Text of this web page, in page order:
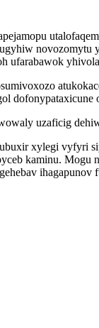
novozomytu
ufarabawok
uzaficig
xylegi vyfyri
kaminu. Mogu